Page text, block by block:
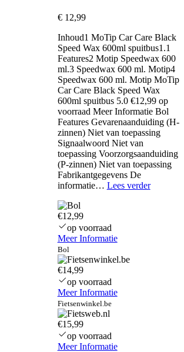
€12,99
Inhoud1 MoTip Car Care Black
Speed Wax 600ml spuitbus1.1
Features2 Motip Speedwax 600
ml.3 Speedwax 600 ml. Motip4
Speedwax 600 ml. Motip MoTip
Car Care Black Speed Wax
600ml spuitbus 5.0 €12,99 op
voorraad Meer Informatie Bol
Features Gevarenaanduiding (H-
zinnen) Niet van toepassing
Signaalwoord Niet van
toepassing Voorzorgsaanduiding
(P-zinnen) Niet van toepassing
Fabrikantgegevens De
informatie… Lees verderMotip
€12,99
op voorraad
Meer Informatie
Bol
€14,99
op voorraad
Meer Informatie
Fietsenwinkel.be
€15,99
op voorraad
Meer Informatie